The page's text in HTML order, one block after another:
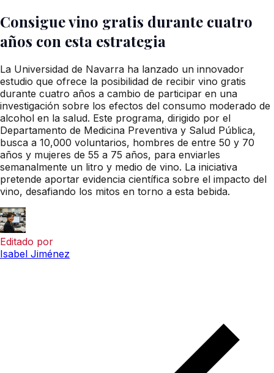
Consigue vino gratis durante cuatro
años con esta estrategia
La Universidad de Navarra ha lanzado un innovador
estudio que ofrece la posibilidad de recibir vino gratis
durante cuatro años a cambio de participar en una
investigación sobre los efectos del consumo moderado de
alcohol en la salud. Este programa, dirigido por el
Departamento de Medicina Preventiva y Salud Pública,
busca a 10,000 voluntarios, hombres de entre 50 y 70
años y mujeres de 55 a 75 años, para enviarles
semanalmente un litro y medio de vino. La iniciativa
pretende aportar evidencia científica sobre el impacto del
vino, desafiando los mitos en torno a esta bebida.
Editado por
Isabel Jiménez